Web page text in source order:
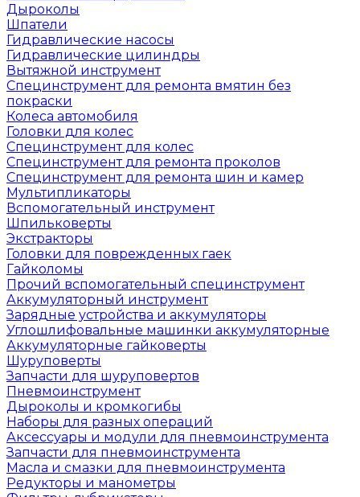
Дыроколы
Шпатели
Гидравлические насосы
Гидравлические цилиндры
Вытяжной инструмент
Специнструмент для ремонта вмятин без
покраски
Колеса автомобиля
Головки для колес
Специнструмент для колес
Специнструмент для ремонта проколов
Специнструмент для ремонта шин и камер
Мультипликаторы
Вспомогательный инструмент
Шпильковерты
Экстракторы
Головки для поврежденных гаек
Гайколомы
Прочий вспомогательный специнструмент
Аккумуляторный инструмент
Зарядные устройства и аккумуляторы
Углошлифовальные машинки аккумуляторные
Аккумуляторные гайковерты
Шуруповерты
Запчасти для шуруповертов
Пневмоинструмент
Дыроколы и кромкогибы
Наборы для разных операций
Аксессуары и модули для пневмоинструмента
Запчасти для пневмоинструмента
Масла и смазки для пневмоинструмента
Редукторы и манометры